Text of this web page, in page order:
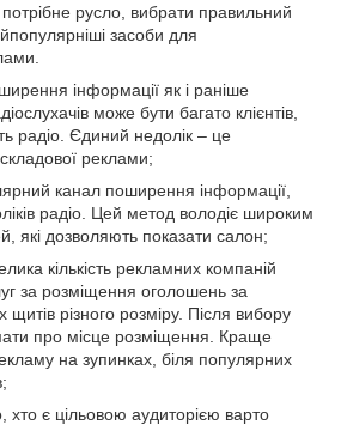
русло, вибрати правильний
засоби для
інформації як і раніше
може бути багато клієнтів,
радіо. Єдиний недолік – це
складової реклами;
канал поширення інформації,
радіо. Цей метод володіє широким
які дозволяють показати салон;
кількість рекламних компаній
за розміщення оголошень за
різного розміру. Після вибору
про місце розміщення. Краще
на зупинках, біля популярних
хто є цільовою аудиторією варто